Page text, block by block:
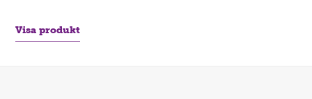
Visa produkt